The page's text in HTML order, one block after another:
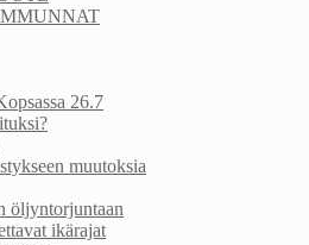
26.7
muutoksia
öljyntorjuntaan
ikärajat